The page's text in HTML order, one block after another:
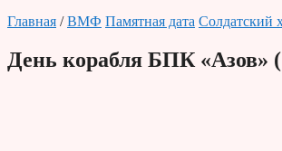
Главная /ВМФ Памятная дата Солдатский
День корабля БПК «Азов»